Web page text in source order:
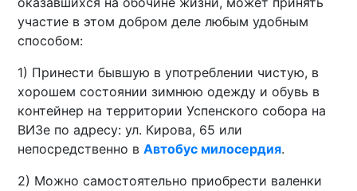
участие в этом добром деле любым удобным
способом:
1) Принести бывшую в употреблении чистую, в
хорошем состоянии зимнюю одежду и обувь в
контейнер на территории Успенского собора на
ВИЗе по адресу: ул. Кирова, 65 или
непосредственно вАвтобус милосердия.
2) Можно самостоятельно приобрести валенки